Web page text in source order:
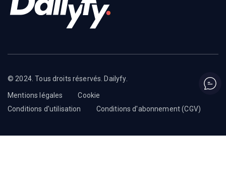
© 2024. Tous droits réservés. Dailyfy.
Mentions légales
Cookie
Conditions d'utilisation
Conditions d'abonnement (CGV)